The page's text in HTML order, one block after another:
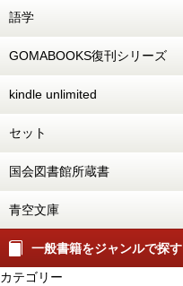
語学
GOMABOOKS復刊シリーズ
kindle unlimited
セット
国会図書館所蔵書
青空文庫
一般書籍をジャンルで探す
カテゴリー